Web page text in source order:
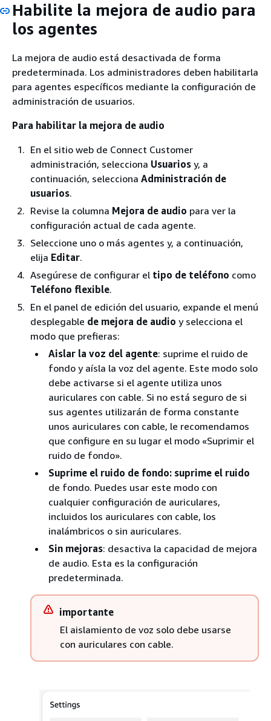
Habilite la mejora de audio para
los agentes
La mejora de audio está desactivada de forma
predeterminada. Los administradores deben habilitarla
para agentes específicos mediante la configuración de
administración de usuarios.
Para habilitar la mejora de audio
En el sitio web de Connect Customer
administración, selecciona Usuarios y, a
continuación, selecciona Administración de
usuarios.
Revise la columna Mejora de audio para ver la
configuración actual de cada agente.
Seleccione uno o más agentes y, a continuación,
elija Editar.
Asegúrese de configurar el tipo de teléfono como
Teléfono flexible.
En el panel de edición del usuario, expande el menú
desplegable de mejora de audio y selecciona el
modo que prefieras:
Aislar la voz del agente: suprime el ruido de
fondo y aísla la voz del agente. Este modo solo
debe activarse si el agente utiliza unos
auriculares con cable. Si no está seguro de si
sus agentes utilizarán de forma constante
unos auriculares con cable, le recomendamos
que configure en su lugar el modo «Suprimir el
ruido de fondo».
Suprime el ruido de fondo: suprime el ruido
de fondo. Puedes usar este modo con
cualquier configuración de auriculares,
incluidos los auriculares con cable, los
inalámbricos o sin auriculares.
Sin mejoras: desactiva la capacidad de mejora
de audio. Esta es la configuración
predeterminada.
importante
El aislamiento de voz solo debe usarse
con auriculares con cable.